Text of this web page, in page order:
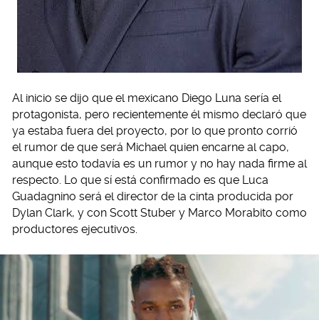
Al inicio se dijo que el mexicano Diego Luna sería el
protagonista, pero recientemente él mismo declaró que
ya estaba fuera del proyecto, por lo que pronto corrió
el rumor de que será Michael quien encarne al capo,
aunque esto todavía es un rumor y no hay nada firme al
respecto. Lo que sí está confirmado es que Luca
Guadagnino será el director de la cinta producida por
Dylan Clark, y con Scott Stuber y Marco Morabito como
productores ejecutivos.